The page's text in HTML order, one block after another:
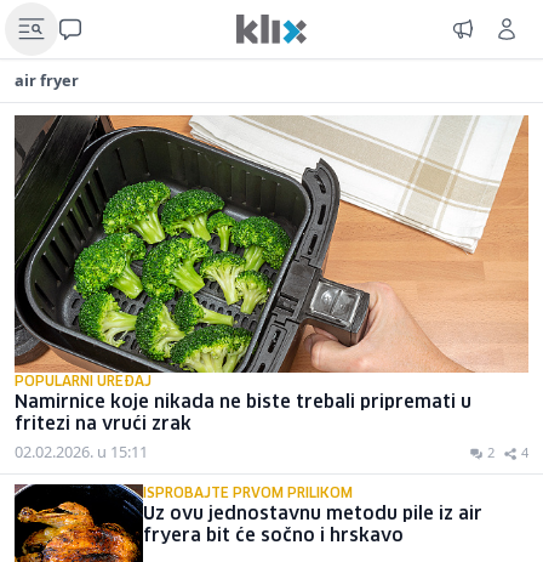
air fryer
POPULARNI UREĐAJ
Namirnice koje nikada ne biste trebali pripremati u
fritezi na vrući zrak
02.02.2026. u 15:11 2 4
ISPROBAJTE PRVOM PRILIKOM
Uz ovu jednostavnu metodu pile iz air
fryera bit će sočno i hrskavo